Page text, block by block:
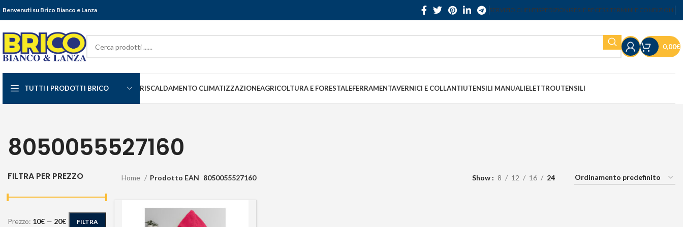
Benvenuti su Brico Bianco e Lanza SERVIZIO CLIENTISPEDIZIONIRESI E RECESSITERMINI E CONDIZIONI
0,00€
TUTTI I PRODOTTI BRICO RISCALDAMENTO CLIMATIZZAZIONEAGRICOLTURA E FORESTALEFERRAMENTAVERNICI E COLLANTIUTENSILI MANUALIELETTROUTENSILI
8050055527160
FILTRA PER PREZZO
FILTRA
Prezzo: 10€ — 20€
Home Prodotto EAN 8050055527160 Show 8 12 16 24